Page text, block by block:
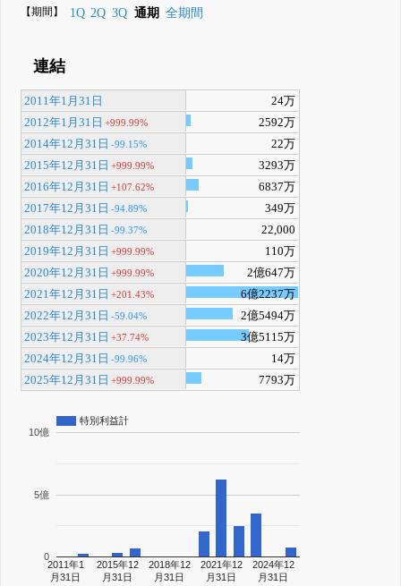
詳しく見られる無料でβ版をはじめる
【期間】 1Q 2Q 3Q 通期 全期間
連結
2011年1月31日
24万
2012年1月31日 +999.99%
2592万
2014年12月31日 -99.15%
22万
2015年12月31日 +999.99%
3293万
2016年12月31日 +107.62%
6837万
2017年12月31日 -94.89%
349万
2018年12月31日 -99.37%
22,000
2019年12月31日 +999.99%
110万
2020年12月31日 +999.99%
2億647万
2021年12月31日 +201.43%
6億2237万
2022年12月31日 -59.04%
2億5494万
2023年12月31日 +37.74%
3億5115万
2024年12月31日 -99.96%
14万
2025年12月31日 +999.99% 7793万
特別利益計
2011年1
月31日
2015年12
月31日
2018年12
月31日
2021年12
月31日
2024年12
月31日
0
5億
10億